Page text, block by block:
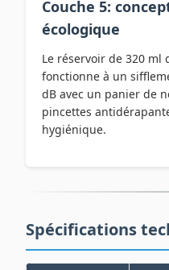
Couche 5:
écologique
Le réservoir de 320 ml
fonctionne à un
dB avec un panier de
pincettes
hygiénique.
Spécifications